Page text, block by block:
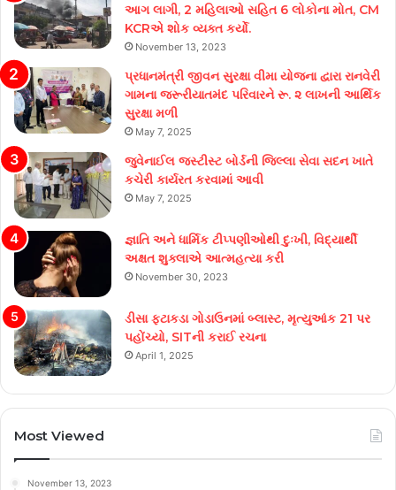
આગ લાગી, 2 મહિલાઓ સહિત 6 લોકોના મોત, CM
KCRએ શોક વ્યક્ત કર્યો.
November 13, 2023
પ્રધાનમંત્રી જીવન સુરક્ષા વીમા યોજના દ્વારા રાનવેરી
ગામના જરૂરીયાતમંદ પરિવારને રૂ. ૨ લાખની આર્થિક
સુરક્ષા મળી
May 7, 2025
જુવેનાઈલ જસ્ટીસ્ટ બોર્ડની જિલ્લા સેવા સદન ખાતે
કચેરી કાર્યરત કરવામાં આવી
May 7, 2025
જ્ઞાતિ અને ધાર્મિક ટીપ્પણીઓથી દુઃખી, વિદ્યાર્થી
અક્ષત શુક્લાએ આત્મહત્યા કરી
November 30, 2023
ડીસા ફટાકડા ગોડાઉનમાં બ્લાસ્ટ, મૃત્યુઆંક 21 પર
પહોંચ્યો, SITની કરાઈ રચના
April 1, 2025
Most Viewed
November 13, 2023